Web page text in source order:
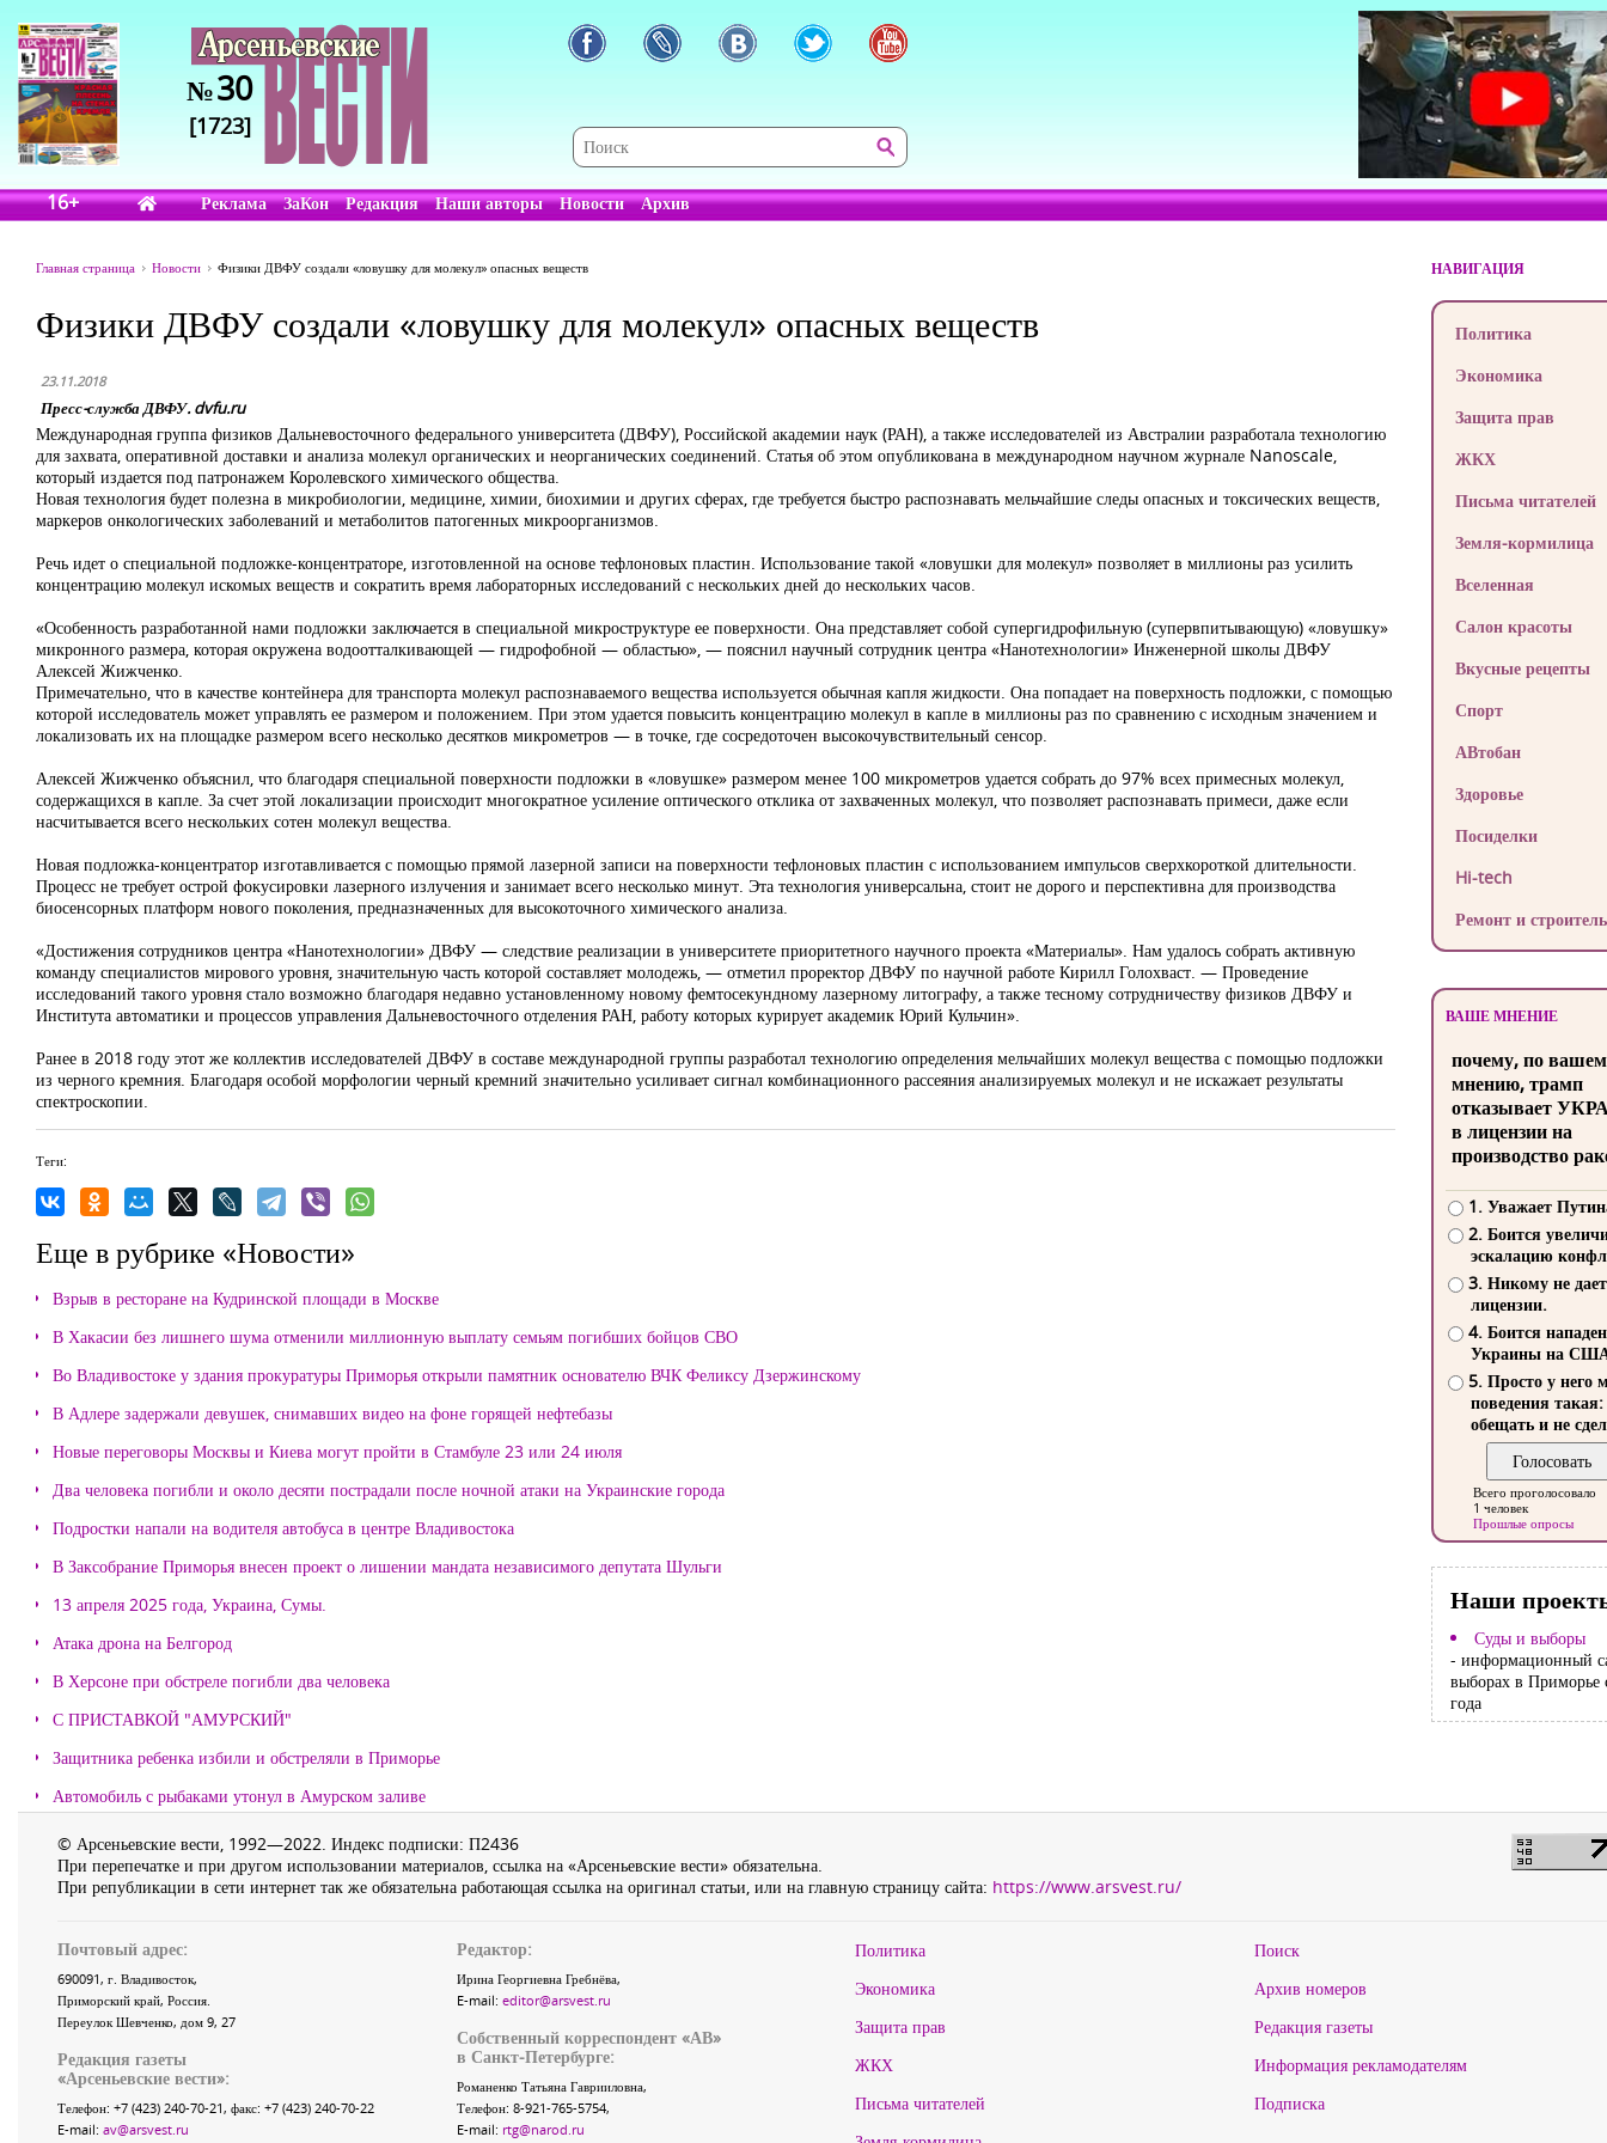
№30
[1723]
16+ Реклама ЗаКон Редакция Наши авторы Новости Архив
Главная страница Новости Физики ДВФУ создали «ловушку для молекул» опасных веществ
Физики ДВФУ создали «ловушку для молекул» опасных веществ
23.11.2018
Пресс-служба ДВФУ. dvfu.ru
Международная группа физиков Дальневосточного федерального университета (ДВФУ), Российской академии наук (РАН), а также исследователей из Австралии разработала технологию
для захвата, оперативной доставки и анализа молекул органических и неорганических соединений. Статья об этом опубликована в международном научном журнале Nanoscale,
который издается под патронажем Королевского химического общества.
Новая технология будет полезна в микробиологии, медицине, химии, биохимии и других сферах, где требуется быстро распознавать мельчайшие следы опасных и токсических веществ,
маркеров онкологических заболеваний и метаболитов патогенных микроорганизмов.
Речь идет о специальной подложке-концентраторе, изготовленной на основе тефлоновых пластин. Использование такой «ловушки для молекул» позволяет в миллионы раз усилить
концентрацию молекул искомых веществ и сократить время лабораторных исследований с нескольких дней до нескольких часов.
«Особенность разработанной нами подложки заключается в специальной микроструктуре ее поверхности. Она представляет собой супергидрофильную (супервпитывающую) «ловушку»
микронного размера, которая окружена водоотталкивающей — гидрофобной — областью», — пояснил научный сотрудник центра «Нанотехнологии» Инженерной школы ДВФУ
Алексей Жижченко.
Примечательно, что в качестве контейнера для транспорта молекул распознаваемого вещества используется обычная капля жидкости. Она попадает на поверхность подложки, с помощью
которой исследователь может управлять ее размером и положением. При этом удается повысить концентрацию молекул в капле в миллионы раз по сравнению с исходным значением и
локализовать их на площадке размером всего несколько десятков микрометров — в точке, где сосредоточен высокочувствительный сенсор.
Алексей Жижченко объяснил, что благодаря специальной поверхности подложки в «ловушке» размером менее 100 микрометров удается собрать до 97% всех примесных молекул,
содержащихся в капле. За счет этой локализации происходит многократное усиление оптического отклика от захваченных молекул, что позволяет распознавать примеси, даже если
насчитывается всего нескольких сотен молекул вещества.
Новая подложка-концентратор изготавливается с помощью прямой лазерной записи на поверхности тефлоновых пластин с использованием импульсов сверхкороткой длительности.
Процесс не требует острой фокусировки лазерного излучения и занимает всего несколько минут. Эта технология универсальна, стоит не дорого и перспективна для производства
биосенсорных платформ нового поколения, предназначенных для высокоточного химического анализа.
«Достижения сотрудников центра «Нанотехнологии» ДВФУ — следствие реализации в университете приоритетного научного проекта «Материалы». Нам удалось собрать активную
команду специалистов мирового уровня, значительную часть которой составляет молодежь, — отметил проректор ДВФУ по научной работе Кирилл Голохваст. — Проведение
исследований такого уровня стало возможно благодаря недавно установленному новому фемтосекундному лазерному литографу, а также тесному сотрудничеству физиков ДВФУ и
Института автоматики и процессов управления Дальневосточного отделения РАН, работу которых курирует академик Юрий Кульчин».
Ранее в 2018 году этот же коллектив исследователей ДВФУ в составе международной группы разработал технологию определения мельчайших молекул вещества с помощью подложки
из черного кремния. Благодаря особой морфологии черный кремний значительно усиливает сигнал комбинационного рассеяния анализируемых молекул и не искажает результаты
спектроскопии.
Теги:
Еще в рубрике «Новости»
Взрыв в ресторане на Кудринской площади в Москве
В Хакасии без лишнего шума отменили миллионную выплату семьям погибших бойцов СВО
Во Владивостоке у здания прокуратуры Приморья открыли памятник основателю ВЧК Феликсу Дзержинскому
В Адлере задержали девушек, снимавших видео на фоне горящей нефтебазы
Новые переговоры Москвы и Киева могут пройти в Стамбуле 23 или 24 июля
Два человека погибли и около десяти пострадали после ночной атаки на Украинские города
Подростки напали на водителя автобуса в центре Владивостока
В Заксобрание Приморья внесен проект о лишении мандата независимого депутата Шульги
13 апреля 2025 года, Украина, Сумы.
Атака дрона на Белгород
В Херсоне при обстреле погибли два человека
С ПРИСТАВКОЙ "АМУРСКИЙ"
Защитника ребенка избили и обстреляли в Приморье
Автомобиль с рыбаками утонул в Амурском заливе
НАВИГАЦИЯ
Политика
Экономика
Защита прав
ЖКХ
Письма читателей
Земля-кормилица
Вселенная
Салон красоты
Вкусные рецепты
Спорт
АВтобан
Здоровье
Посиделки
Hi-tech
Ремонт и
ВАШЕ МНЕНИЕ
почему, по
мнению, трамп
отказывает
в лицензии на
производство
1. Уважает
2. Боится
эскалацию
3. Никому не
лицензии.
4. Боится
Украины на
5. Просто у него
поведения такая:
обещать и не
Всего проголосовало
1 человек
Прошлые опросы
Наши
Суды и выборы
- информационный
выборах в Приморье
года
© Арсеньевские вести, 1992—2022. Индекс подписки: П2436
При перепечатке и при другом использовании материалов, ссылка на «Арсеньевские вести» обязательна.
При републикации в сети интернет так же обязательна работающая ссылка на оригинал статьи, или на главную страницу сайта: https://www.arsvest.ru/
Почтовый адрес:
690091, г. Владивосток,
Приморский край, Россия.
Переулок Шевченко, дом 9, 27
Редакция газеты
«Арсеньевские вести»:
Телефон: +7 (423) 240-70-21, факс: +7 (423) 240-70-22
E-mail: av@arsvest.ru
Редактор:
Ирина Георгиевна Гребнёва,
E-mail: editor@arsvest.ru
Собственный корреспондент «АВ»
в Санкт-Петербурге:
Романенко Татьяна Гаврииловна,
Телефон: 8-921-765-5754,
E-mail: rtg@narod.ru
Политика
Экономика
Защита прав
ЖКХ
Письма читателей
Поиск
Архив номеров
Редакция газеты
Информация рекламодателям
Подписка